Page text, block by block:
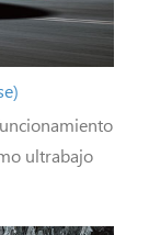
ultrabajo